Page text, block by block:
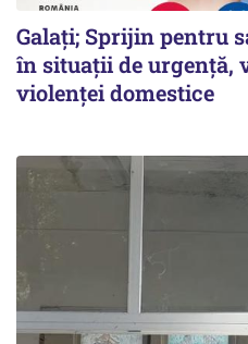
Galați; Sprijin pentru
în situații de urgență,
violenței domestice